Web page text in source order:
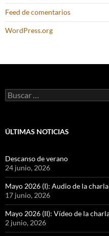
Feed de comentarios
WordPress.org
Buscar:
ÚLTIMAS NOTICIAS
Descanso de verano
24 junio, 2026
Mayo 2026 (I): Audio de la charla
17 junio, 2026
Mayo 2026 (II): Vídeo de la
2 junio, 2026